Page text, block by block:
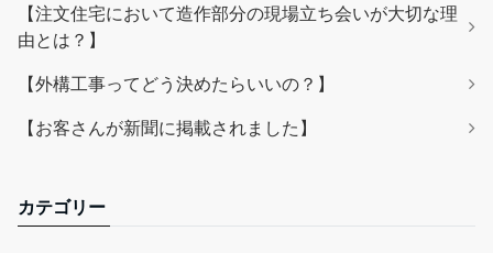
【注文住宅において造作部分の現場立ち会いが大切な理
由とは？】
【外構工事ってどう決めたらいいの？】
【お客さんが新聞に掲載されました】
カテゴリー